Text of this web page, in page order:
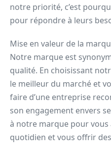
notre priorité, c’est
pour répondre à leurs
Mise en valeur de la
Notre marque est
qualité. En choisissant
le meilleur du marché et
faire d’une entreprise
son engagement envers
à notre marque pour vous
quotidien et vous offrir